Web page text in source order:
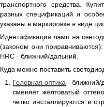
транспортного средства.
разных спецификаций и
указаны в маркировке в виде
Идентификация ламп на
(законом они
HRC - ближний/дальний.
Куда можно поставить
Головная оптика - ближний/
сменяет желтоватый
четко инсталлируются в